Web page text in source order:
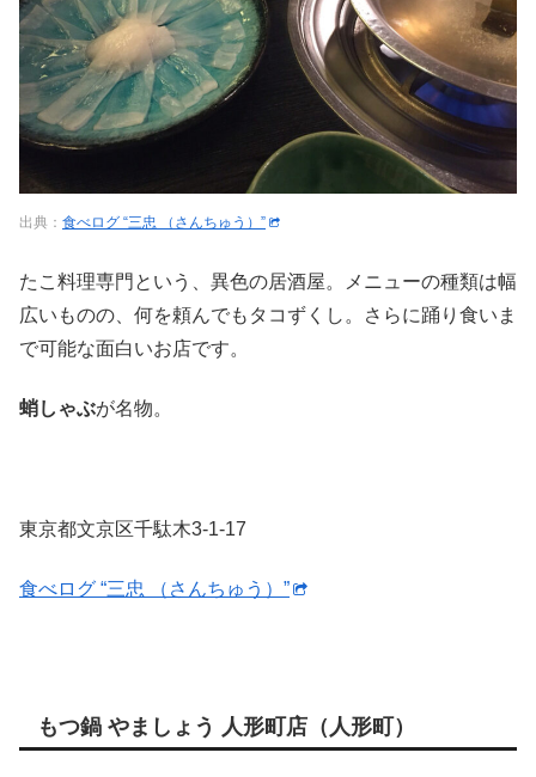
出典： 食べログ “三忠 （さんちゅう）”
たこ料理専門という、異色の居酒屋。メニューの種類は幅
広いものの、何を頼んでもタコずくし。さらに踊り食いま
で可能な面白いお店です。
蛸しゃぶが名物。
東京都文京区千駄木3-1-17
食べログ “三忠 （さんちゅう）”
もつ鍋 やましょう 人形町店（人形町）